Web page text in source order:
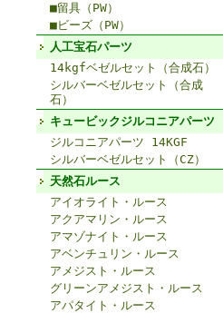
■留具（PW）
■ビーズ（PW）
人工宝石パーツ
14kgfベゼルセット（合成石）
シルバーベゼルセット（合成
石）
キュービックジルコニアパーツ
ジルコニアパーツ 14KGF
シルバーベゼルセット（CZ）
天然石ルース
アイオライト・ルース
アクアマリン・ルース
アマゾナイト・ルース
アベンチュリン・ルース
アメジスト・ルース
グリーンアメジスト・ルース
アパタイト・ルース